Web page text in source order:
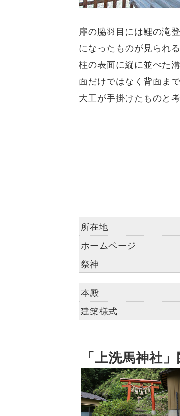
扉の脇羽目には鯉の滝
になったものが見られる
柱の表面に縦に並べた
面だけではなく背面ま
大工が手掛けたものと
所在地
ホームページ
祭神
本殿
建築様式
「上洗馬神社